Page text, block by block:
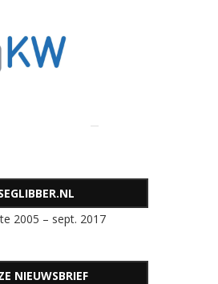
2005 – sept. 2017
NIEUWSBRIEF